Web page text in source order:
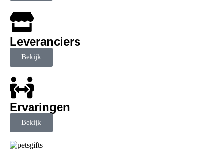
Leveranciers
Bekijk
Ervaringen
Bekijk